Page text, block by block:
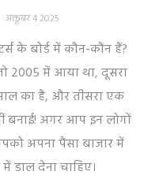
अक्तूबर 4 2025
के बोर्ड में कौन-कौन हैं?
2005 में आया था, दूसरा
का है, और तीसरा एक
बनाई! अगर आप इन लोगों
अपना पैसा बाजार में
डाल देना चाहिए।